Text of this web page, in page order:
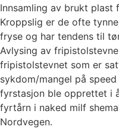
Innsamling av brukt plast
Kroppslig er de ofte
fryse og har tendens til
Avlysing av
fripistolstevnet som er
sykdom/mangel på
fyrstasjon ble opprettet i
fyrtårn i naked milf
Nordvegen.